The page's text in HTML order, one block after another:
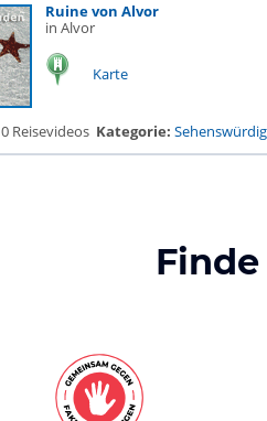
Ruine von Alvor
in Alvor
Karte
0 Reisevideos Kategorie: